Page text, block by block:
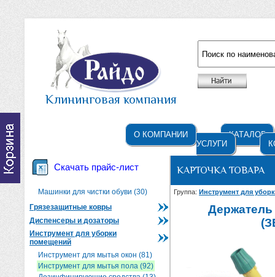
Клининговая компания
О КОМПАНИИ
КАТАЛОГ
УСЛУГИ
Скачать прайс-лист
Машинки для чистки обуви (30)
Грязезащитные ковры
Диспенсеры и дозаторы
Инструмент для уборки
помещений
Инструмент для мытья окон (81)
Инструмент для мытья пола (92)
КАРТОЧКА ТОВАРА
Группа: Инструмент для
Держатель